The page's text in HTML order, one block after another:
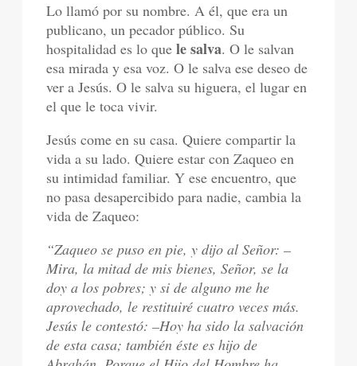
Lo llamó por su nombre. A él, que era un
publicano, un pecador público. Su
hospitalidad es lo quele salva. O le salvan
esa mirada y esa voz. O le salva ese deseo de
ver a Jesús. O le salva su higuera, el lugar en
el que le toca vivir.
Jesús come en su casa. Quiere compartir la
vida a su lado. Quiere estar con Zaqueo en
su intimidad familiar. Y ese encuentro, que
no pasa desapercibido para nadie, cambia la
vida de Zaqueo:
“Zaqueo se puso en pie, y dijo al Señor: –
Mira, la mitad de mis bienes, Señor, se la
doy a los pobres; y si de alguno me he
aprovechado, le restituiré cuatro veces más.
Jesús le contestó: –Hoy ha sido la salvación
de esta casa; también éste es hijo de